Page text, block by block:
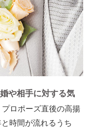
や相手に対する気
プロポーズ直後の高揚
時間が流れるうち